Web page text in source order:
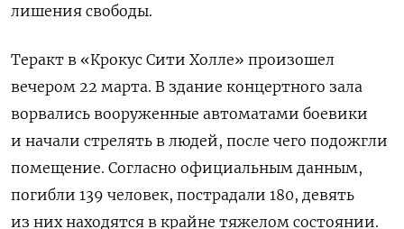
лишения свободы.
Теракт в «Крокус Сити Холле» произошел
вечером 22 марта. В здание концертного зала
ворвались вооруженные автоматами боевики
и начали стрелять в людей, после чего подожгли
помещение. Согласно официальным данным,
погибли 139 человек, пострадали 180, девять
из них находятся в крайне тяжелом состоянии.